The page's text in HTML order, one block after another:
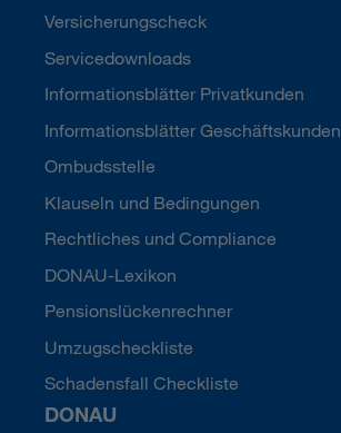
Versicherungscheck
Servicedownloads
Informationsblätter Privatkunden
Informationsblätter Geschäftskunden
Ombudsstelle
Klauseln und Bedingungen
Rechtliches und Compliance
DONAU-Lexikon
Pensionslückenrechner
Umzugscheckliste
Schadensfall Checkliste
DONAU